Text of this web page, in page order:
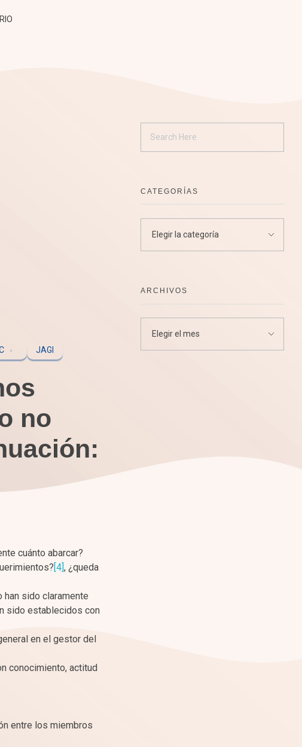
JAGI
no
cuánto abarcar?
[4], ¿queda
sido claramente
sido establecidos con
en el gestor del
conocimiento, actitud
entre los miembros
CATEGORÍAS
ARCHIVOS